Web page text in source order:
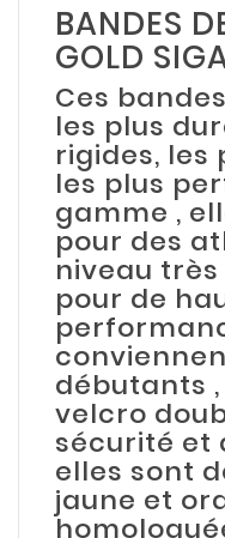
BANDES
GOLD
Ces
les plus
rigides, les
les plus
gamme ,
pour des
niveau
pour de
débutants
velcro
sécurité et
elles sont
jaune et